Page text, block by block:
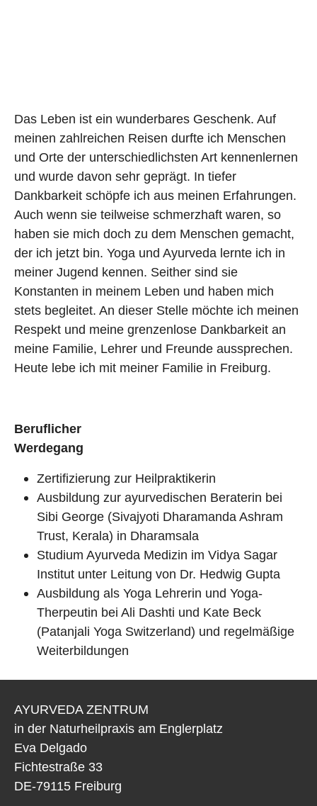
Das Leben ist ein wunderbares Geschenk. Auf
meinen zahlreichen Reisen durfte ich Menschen
und Orte der unterschiedlichsten Art kennenlernen
und wurde davon sehr geprägt. In tiefer
Dankbarkeit schöpfe ich aus meinen Erfahrungen.
Auch wenn sie teilweise schmerzhaft waren, so
haben sie mich doch zu dem Menschen gemacht,
der ich jetzt bin. Yoga und Ayurveda lernte ich in
meiner Jugend kennen. Seither sind sie
Konstanten in meinem Leben und haben mich
stets begleitet. An dieser Stelle möchte ich meinen
Respekt und meine grenzenlose Dankbarkeit an
meine Familie, Lehrer und Freunde aussprechen.
Heute lebe ich mit meiner Familie in Freiburg.
Beruflicher
Zertifizierung zur Heilpraktikerin
Ausbildung zur ayurvedischen Beraterin bei
Sibi George (Sivajyoti Dharamanda Ashram
Trust, Kerala) in Dharamsala
Studium Ayurveda Medizin im Vidya Sagar
Institut unter Leitung von Dr. Hedwig Gupta
Ausbildung als Yoga Lehrerin und Yoga-
Therpeutin bei Ali Dashti und Kate Beck
(Patanjali Yoga Switzerland) und regelmäßige
Weiterbildungen
AYURVEDA ZENTRUM
in der Naturheilpraxis am Englerplatz
Eva Delgado
Fichtestraße 33
DE-79115 Freiburg